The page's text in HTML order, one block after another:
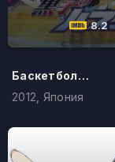
8.2
Баскетбол Куроко
2012, Япония